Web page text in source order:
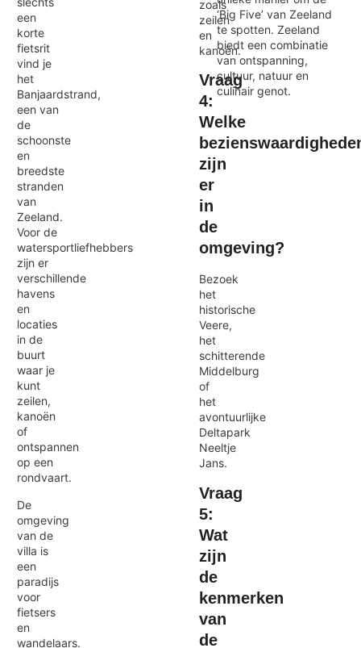
een
korte
fietsrit
vind je
het
Banjaardstrand,
een van
de
schoonste
en
breedste
stranden
van
Zeeland.
Voor de
watersportliefhebbers
zijn er
verschillende
havens
en
locaties
in de
buurt
waar je
kunt
zeilen,
kanoën
of
ontspannen
op een
rondvaart.
De
omgeving
van de
villa is
een
paradijs
voor
fietsers
en
wandelaars.
zoals
zeilen
en
kanoën.
Vraag
4:
Welke
zijn
er
in
de
omgeving?
Bezoek
het
historische
Veere,
het
schitterende
Middelburg
of
het
avontuurlijke
Deltapark
Neeltje
Jans.
Vraag
5:
Wat
zijn
de
kenmerken
van
de
‘Big Five’ van Zeeland
te spotten. Zeeland
biedt een combinatie
van ontspanning,
cultuur, natuur en
culinair genot.